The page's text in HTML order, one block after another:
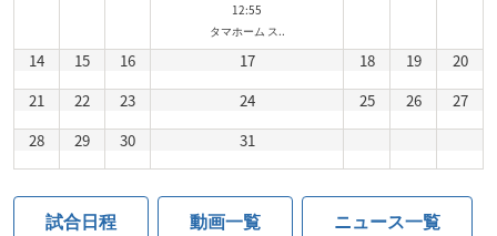
12:55
タマホーム ス..
14 15 16 17 18 19
20
21
22 23 24 25 26
27
28
29 30 31
試合日程 動画一覧 ニュース一覧